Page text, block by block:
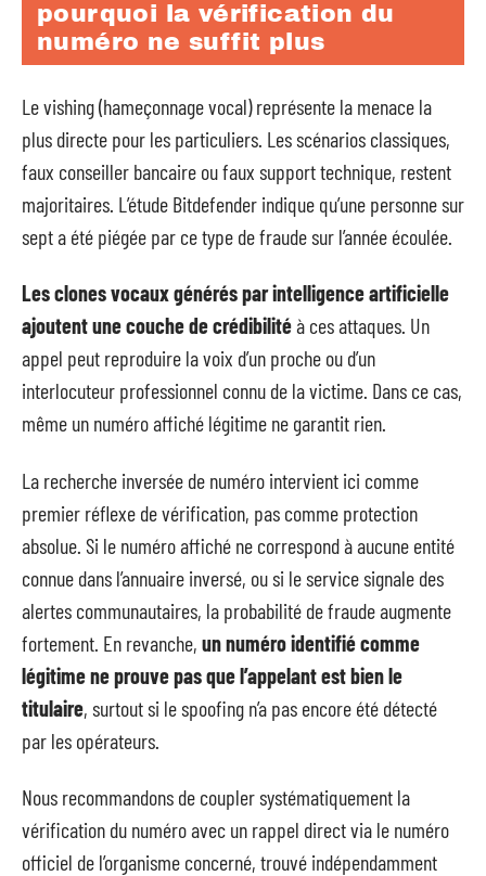
pourquoi la vérification du
numéro ne suffit plus
Le vishing (hameçonnage vocal) représente la menace la
plus directe pour les particuliers. Les scénarios classiques,
faux conseiller bancaire ou faux support technique, restent
majoritaires. L’étude Bitdefender indique qu’une personne sur
sept a été piégée par ce type de fraude sur l’année écoulée.
Les clones vocaux générés par intelligence artificielle
ajoutent une couche de crédibilitéà ces attaques. Un
appel peut reproduire la voix d’un proche ou d’un
interlocuteur professionnel connu de la victime. Dans ce cas,
même un numéro affiché légitime ne garantit rien.
La recherche inversée de numéro intervient ici comme
premier réflexe de vérification, pas comme protection
absolue. Si le numéro affiché ne correspond à aucune entité
connue dans l’annuaire inversé, ou si le service signale des
alertes communautaires, la probabilité de fraude augmente
fortement. En revanche, un numéro identifié comme
légitime ne prouve pas que l’appelant est bien le
titulaire, surtout si le spoofing n’a pas encore été détecté
par les opérateurs.
Nous recommandons de coupler systématiquement la
vérification du numéro avec un rappel direct via le numéro
officiel de l’organisme concerné, trouvé indépendamment